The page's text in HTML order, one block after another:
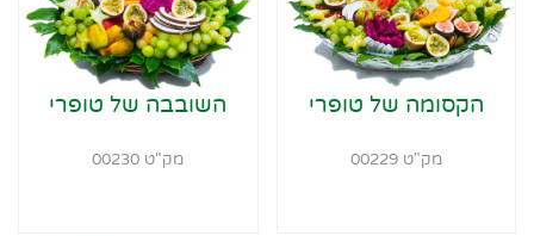
הקסומה של טופרי
מק"ט 00229
השובבה של טופרי
מק"ט 00230